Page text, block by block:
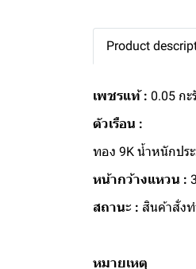
Product
เพชรแท้ : 0.05 กะ
ตัวเรือน :
ทอง 9K น้ำหนักปร
หน้ากว้างแหวน :
สถานะ : สินค้าสั่งท
หมายเหตุ